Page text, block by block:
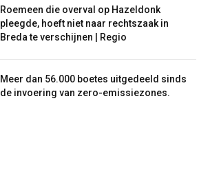
Roemeen die overval op Hazeldonk
pleegde, hoeft niet naar rechtszaak in
Breda te verschijnen | Regio
Meer dan 56.000 boetes uitgedeeld sinds
de invoering van zero-emissiezones.